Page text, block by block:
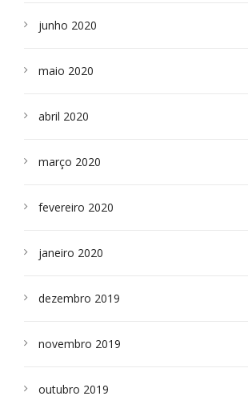
junho 2020
maio 2020
abril 2020
março 2020
fevereiro 2020
janeiro 2020
dezembro 2019
novembro 2019
outubro 2019